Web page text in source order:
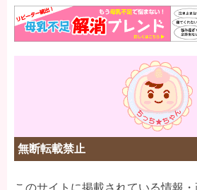
無断転載禁止
このサイトに掲載されている情報